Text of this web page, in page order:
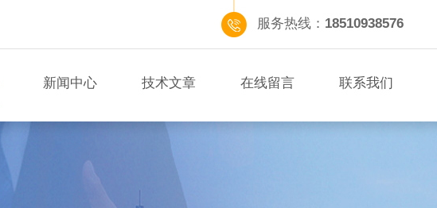
服务热线： 18510938576
新闻中心 技术文章 在线留言 联系我们